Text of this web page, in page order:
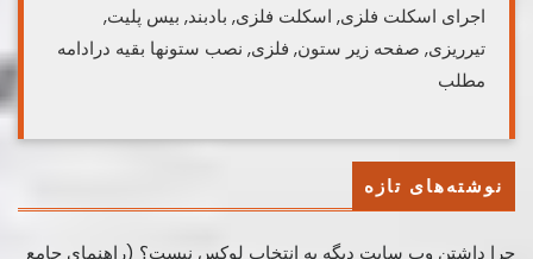
اجرای اسکلت فلزی, اسکلت فلزی, بادبند, بیس پلیت,
تیرریزی, صفحه زیر ستون, فلزی, نصب ستونها بقیه درادامه
مطلب
نوشته‌های تازه
چرا داشتن وب سایت دیگه یه انتخاب لوکس نیست؟ (راهنمای جامع